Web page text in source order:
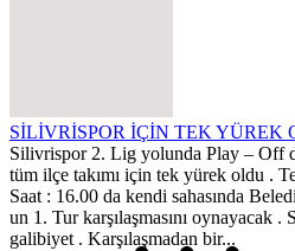
SİLİVRİSPOR İÇİN TEK YÜREK
Silivrispor 2. Lig yolunda Play – Off
tüm ilçe takımı için tek yürek oldu .
Saat : 16.00 da kendi sahasında
un 1. Tur karşılaşmasını oynayacak
galibiyet . Karşılaşmadan bir...